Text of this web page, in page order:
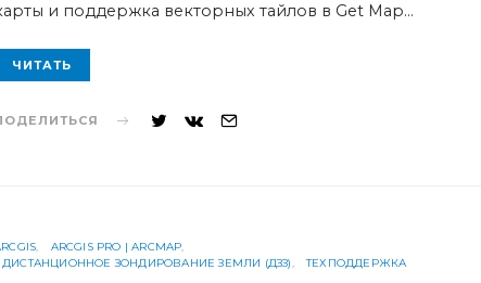
и поддержка векторных тайлов в Get Map…
ЧИТАТЬ
ARCGIS PRO | ARCMAP
ДИСТАНЦИОННОЕ ЗОНДИРОВАНИЕ ЗЕМЛИ (ДЗЗ)
ТЕХПОДДЕРЖКА